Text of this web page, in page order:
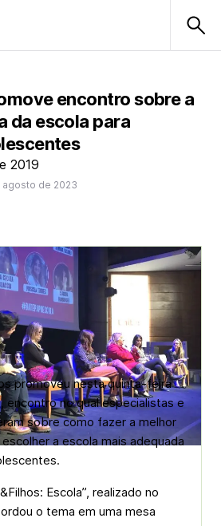
encontro sobre a
da escola para
2019
agosto de 2023
promoveu nesta quinta-feira
encontro no qual especialistas e
sobre como fazer a melhor
a escola mais adequada
Escola”, realizado no
o tema em uma mesa